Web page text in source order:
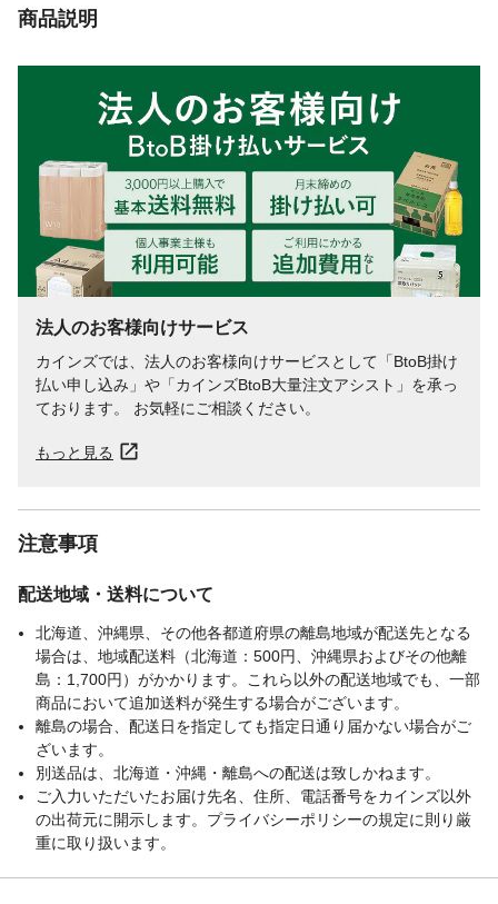
商品説明
法人のお客様向けサービス
カインズでは、法人のお客様向けサービスとして「BtoB掛け
払い申し込み」や「カインズBtoB大量注文アシスト」を承っ
ております。 お気軽にご相談ください。
もっと見る
注意事項
配送地域・送料について
北海道、沖縄県、その他各都道府県の離島地域が配送先となる
場合は、地域配送料（北海道：500円、沖縄県およびその他離
島：1,700円）がかかります。これら以外の配送地域でも、一部
商品において追加送料が発生する場合がございます。
離島の場合、配送日を指定しても指定日通り届かない場合がご
ざいます。
別送品は、北海道・沖縄・離島への配送は致しかねます。
ご入力いただいたお届け先名、住所、電話番号をカインズ以外
の出荷元に開示します。プライバシーポリシーの規定に則り厳
重に取り扱います。